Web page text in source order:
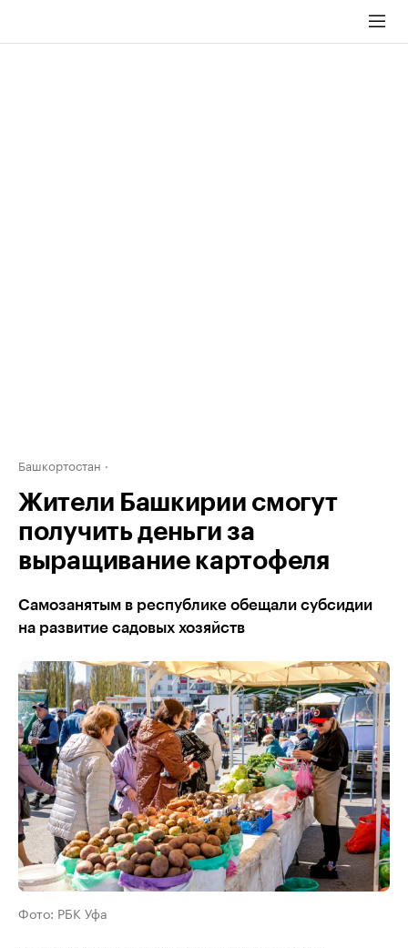
Башкортостан
Жители Башкирии смогут
получить деньги за
выращивание картофеля
Самозанятым в республике обещали субсидии
на развитие садовых хозяйств
Фото: РБК Уфа